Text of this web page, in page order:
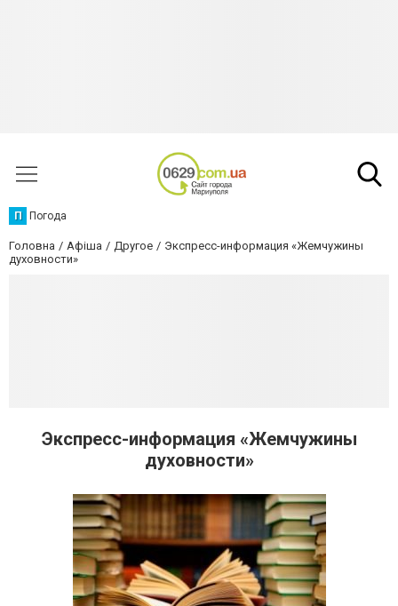
П Погода
Головна Афіша Другое
Экспресс-информация «Жемчужины
духовности»
Экспресс-информация «Жемчужины
духовности»